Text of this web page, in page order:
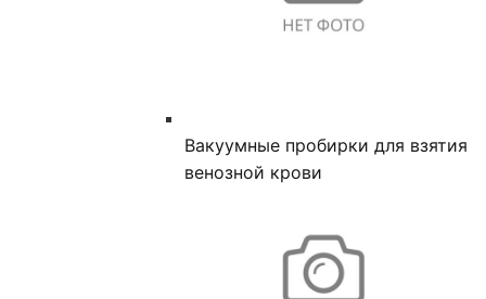
Вакуумные пробирки для взятия
венозной крови